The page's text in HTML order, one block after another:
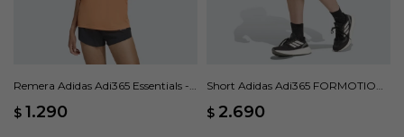
Remera Adidas Adi365 Essentials -
$ 1.290
Short Adidas Adi365 FORMOTION
$ 2.690